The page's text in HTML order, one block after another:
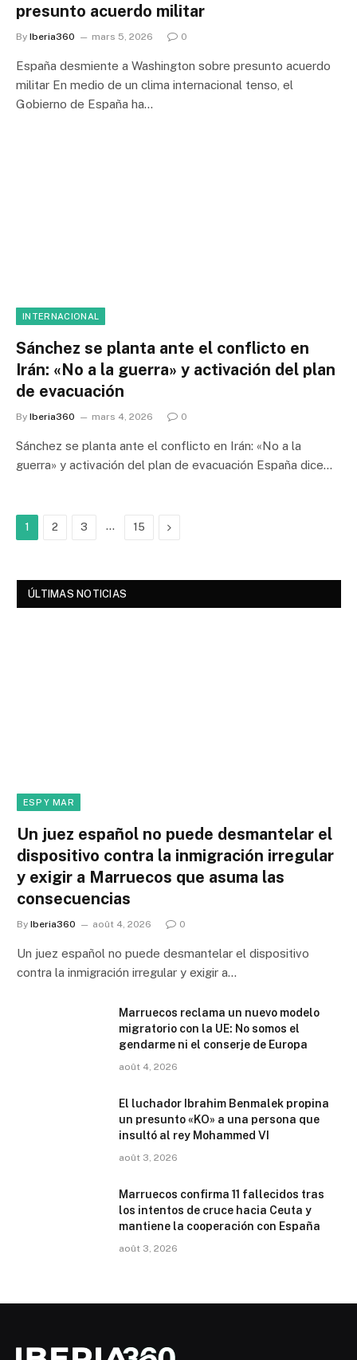
presunto acuerdo militar
By Iberia360 mars 5, 2026 0
España desmiente a Washington sobre presunto acuerdo
militar En medio de un clima internacional tenso, el
Gobierno de España ha…
INTERNACIONAL
Sánchez se planta ante el conflicto en
Irán: «No a la guerra» y activación del plan
de evacuación
By Iberia360 mars 4, 2026 0
Sánchez se planta ante el conflicto en Irán: «No a la
guerra» y activación del plan de evacuación España dice…
1 2 3 … 15 Next
ÚLTIMAS NOTICIAS
ESP Y MAR
Un juez español no puede desmantelar el
dispositivo contra la inmigración irregular
y exigir a Marruecos que asuma las
consecuencias
By Iberia360 août 4, 2026 0
Un juez español no puede desmantelar el dispositivo
contra la inmigración irregular y exigir a…
Marruecos reclama un nuevo modelo
migratorio con la UE: No somos el
gendarme ni el conserje de Europa
août 4, 2026
El luchador Ibrahim Benmalek propina
un presunto «KO» a una persona que
insultó al rey Mohammed VI
août 3, 2026
Marruecos confirma 11 fallecidos tras
los intentos de cruce hacia Ceuta y
mantiene la cooperación con España
août 3, 2026